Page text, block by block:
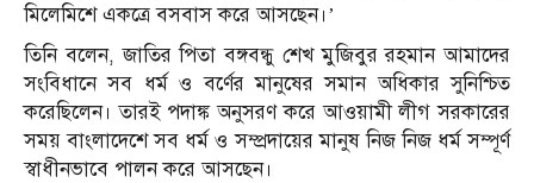
মিলেমিশে একত্রে বসবাস করে আসছেন।’
তিনি বলেন, জাতির পিতা বঙ্গবন্ধু শেখ মুজিবুর রহমান আমাদের
সংবিধানে সব ধর্ম ও বর্ণের মানুষের সমান অধিকার সুনিশ্চিত
করেছিলেন। তারই পদাঙ্ক অনুসরণ করে আওয়ামী লীগ সরকারের
সময় বাংলাদেশে সব ধর্ম ও সম্প্রদায়ের মানুষ নিজ নিজ ধর্ম সম্পূর্ণ
স্বাধীনভাবে পালন করে আসছেন।